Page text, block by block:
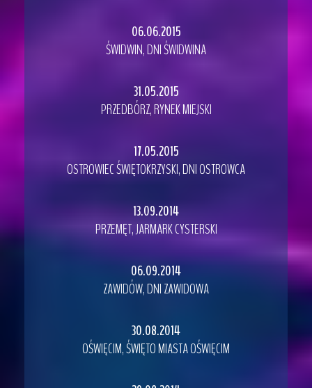
06.06.2015
ŚWIDWIN, DNI ŚWIDWINA
31.05.2015
PRZEDBÓRZ, RYNEK MIEJSKI
17.05.2015
OSTROWIEC ŚWIĘTOKRZYSKI, DNI OSTROWCA
13.09.2014
PRZEMĘT, JARMARK CYSTERSKI
06.09.2014
ZAWIDÓW, DNI ZAWIDOWA
30.08.2014
OŚWIĘCIM, ŚWIĘTO MIASTA OŚWIĘCIM